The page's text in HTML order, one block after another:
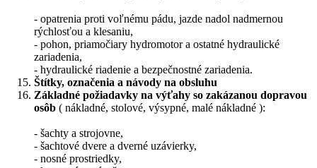
- opatrenia proti voľnému pádu, jazde nadol nadmernou
rýchlosťou a klesaniu,
- pohon, priamočiary hydromotor a ostatné hydraulické
zariadenia,
- hydraulické riadenie a bezpečnostné zariadenia.
Štítky, označenia a návody na obsluhu
Základné požiadavky na výťahy so zakázanou dopravou
osôb ( nákladné, stolové, výsypné, malé nákladné ):
- šachty a strojovne,
- šachtové dvere a dverné uzávierky,
- nosné prostriedky,